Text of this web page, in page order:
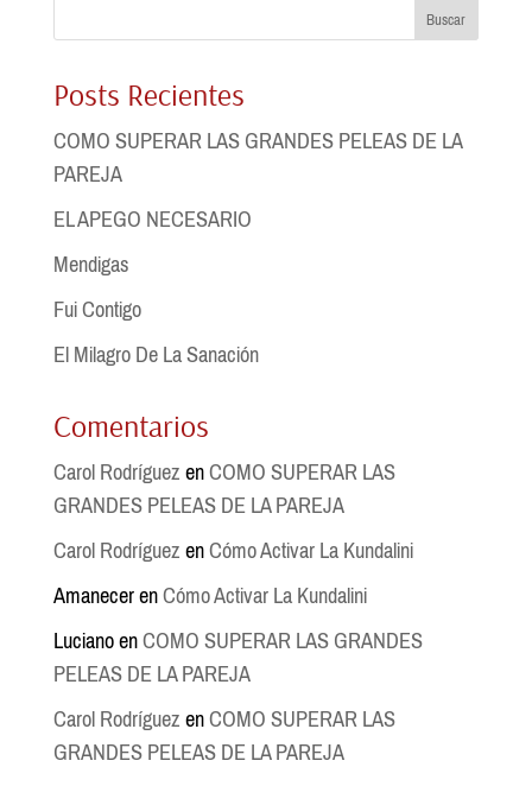
Buscar
Posts Recientes
COMO SUPERAR LAS GRANDES PELEAS DE LA
PAREJA
EL APEGO NECESARIO
Mendigas
Fui Contigo
El Milagro De La Sanación
Comentarios
Carol RodríguezenCOMO SUPERAR LAS
GRANDES PELEAS DE LA PAREJA
Carol RodríguezenCómo Activar La Kundalini
AmanecerenCómo Activar La Kundalini
LucianoenCOMO SUPERAR LAS GRANDES
PELEAS DE LA PAREJA
Carol RodríguezenCOMO SUPERAR LAS
GRANDES PELEAS DE LA PAREJA